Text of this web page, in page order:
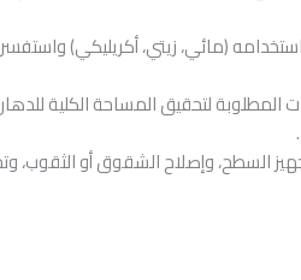
(مائي، زيتي، أكريليكي)
لتحقيق المساحة الكلية
وإصلاح الشقوق أو الثقوب،